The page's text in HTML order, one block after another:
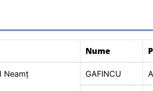
Nume
Neamț GAFINCU